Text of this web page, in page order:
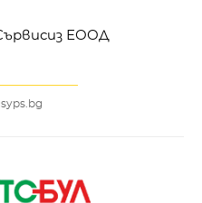
ЕООД